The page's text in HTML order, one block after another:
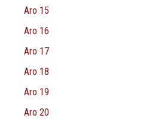
Aro 15
Aro 16
Aro 17
Aro 18
Aro 19
Aro 20